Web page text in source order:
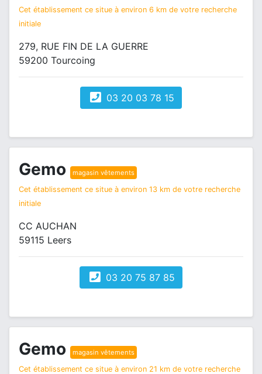
Cet établissement ce situe à environ 6 km de votre recherche
initiale
279, RUE FIN DE LA GUERRE
59200 Tourcoing
03 20 03 78 15
Gemo magasin vêtements
Cet établissement ce situe à environ 13 km de votre recherche
initiale
CC AUCHAN
59115 Leers
03 20 75 87 85
Gemo magasin vêtements
Cet établissement ce situe à environ 21 km de votre recherche